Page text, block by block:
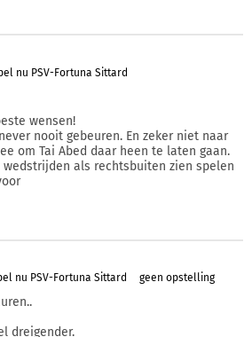
nu PSV-Fortuna Sittard
wensen!
nooit gebeuren. En zeker niet naar
om Tai Abed daar heen te laten gaan.
als rechtsbuiten zien spelen
nu PSV-Fortuna Sittard geen opstelling
dreigender.